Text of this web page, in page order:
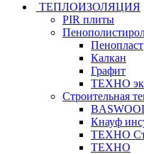
ТЕПЛОИЗОЛЯЦИЯ
PIR плиты
Пенопласт
Калкан
Графит
ТЕХНО
Строительная
Кнауф
ТЕХНО
ТЕХНО